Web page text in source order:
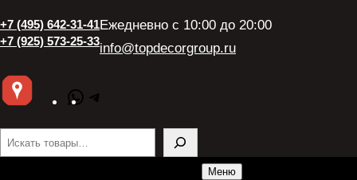
+7 (495) 642-31-41
+7 (925) 573-25-33
Ежедневно с 10:00 до 20:00
info@topdecorgroup.ru
WhatsApp
Поиск
Меню